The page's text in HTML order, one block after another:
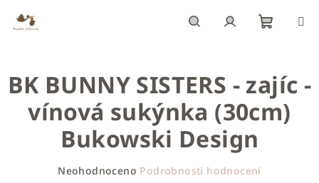
obsah
košík
BK BUNNY SISTERS - zajíc -
vínová sukýnka (30cm)
Bukowski Design
Neohodnoceno Podrobnosti hodnocení